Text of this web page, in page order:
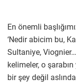
En önemli
‘Nedir abicim bu,
Sultaniye,
kelimeler, o
bir şey değil